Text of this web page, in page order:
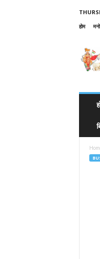
होम
u